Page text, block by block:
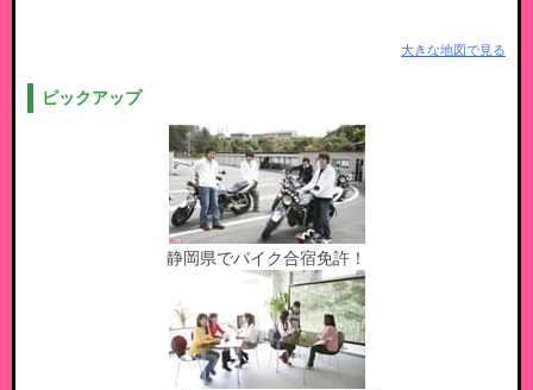
大きな地図で見る
ピックアップ
静岡県でバイク合宿免許！